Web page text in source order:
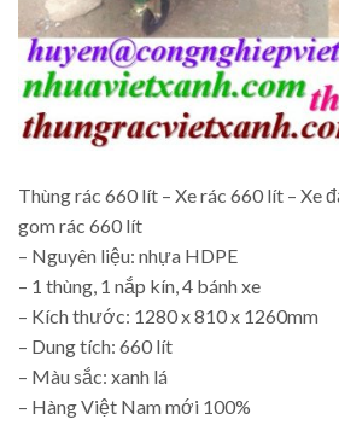
Thùng rác 660 lít – Xe rác 660 lít – Xe
gom rác 660 lít
– Nguyên liệu: nhựa HDPE
– 1 thùng, 1 nắp kín, 4 bánh xe
– Kích thước: 1280 x 810 x 1260mm
– Dung tích: 660 lít
– Màu sắc: xanh lá
– Hàng Việt Nam mới 100%